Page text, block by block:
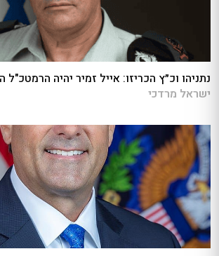
נתניהו וכ״ץ הכריזו: אייל זמיר יהיה הרמטכ"ל
ישראל מרדכי